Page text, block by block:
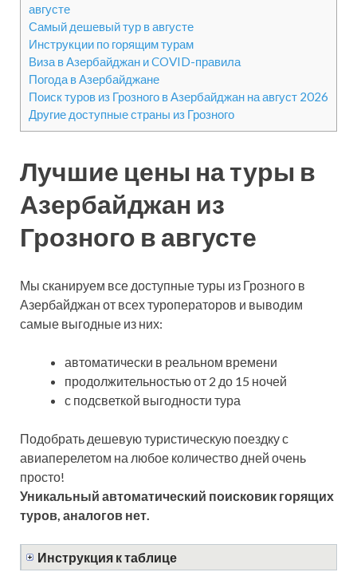
августе
Самый дешевый тур в августе
Инструкции по горящим турам
Виза в Азербайджан и COVID-правила
Погода в Азербайджане
Поиск туров из Грозного в Азербайджан на август 2026
Другие доступные страны из Грозного
Лучшие цены на туры в
Азербайджан из
Грозного в августе
Мы сканируем все доступные туры из Грозного в
Азербайджан от всех туроператоров и выводим
самые выгодные из них:
автоматически в реальном времени
продолжительностью от 2 до 15 ночей
с подсветкой выгодности тура
Подобрать дешевую туристическую поездку с
авиаперелетом на любое количество дней очень
просто!
Уникальный автоматический поисковик горящих
туров, аналогов нет.
Инструкция к таблице